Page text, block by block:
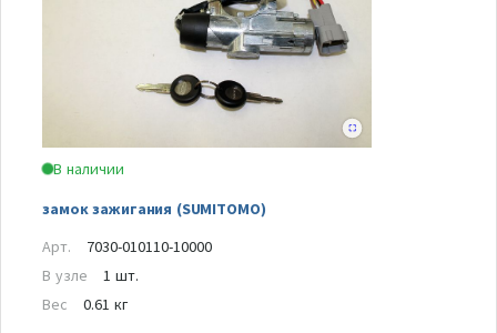
В наличии
замок зажигания (SUMITOMO)
Арт.
7030-010110-10000
В узле
1 шт.
Вес
0.61 кг